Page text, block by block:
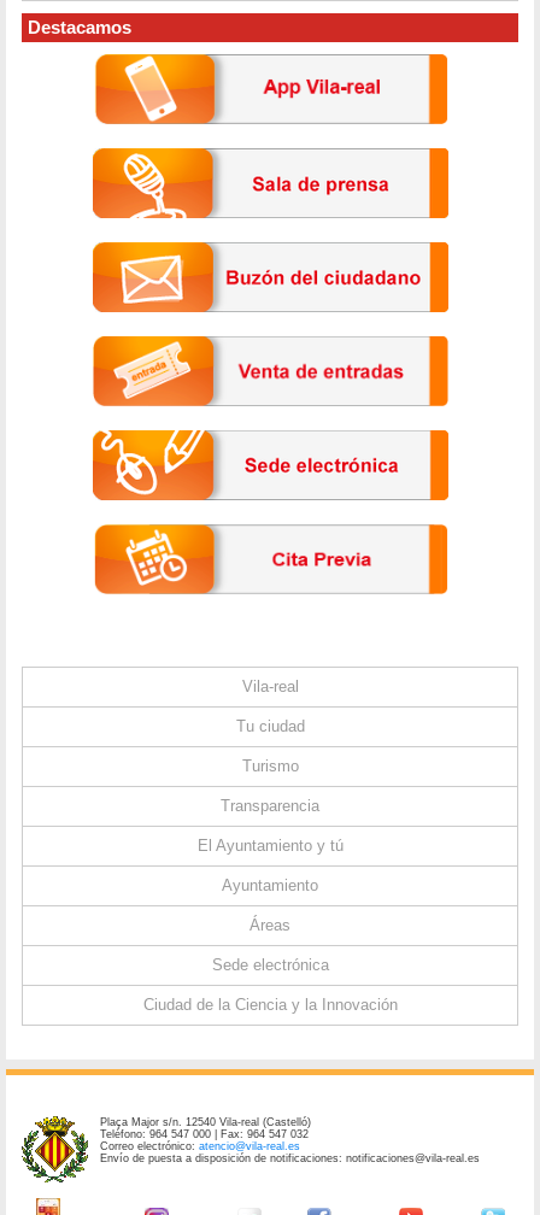
Destacamos
Vila-real
Tu ciudad
Turismo
Transparencia
El Ayuntamiento y tú
Ayuntamiento
Áreas
Sede electrónica
Ciudad de la Ciencia y la Innovación
Plaça Major s/n. 12540 Vila-real (Castelló)
Teléfono: 964 547 000 | Fax: 964 547 032
Correo electrónico:atencio@vila-real.es
Envío de puesta a disposición de notificaciones: notificaciones@vila-real.es